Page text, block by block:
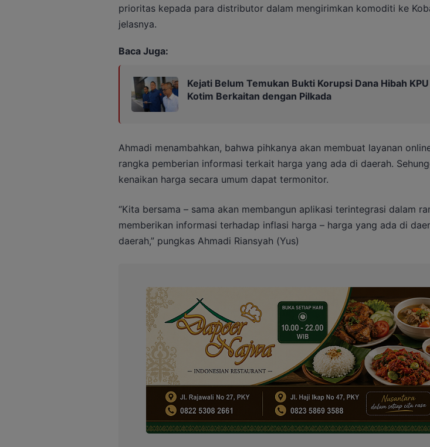
prioritas kepada para distributor dalam mengirimkan komoditi ke
jelasnya.
Baca Juga:
Kejati Belum Temukan Bukti Korupsi Dana Hibah KPU
Kotim Berkaitan dengan Pilkada
Ahmadi menambahkan, bahwa pihkanya akan membuat layanan
rangka pemberian informasi terkait harga yang ada di daerah.
kenaikan harga secara umum dapat termonitor.
“Kita bersama – sama akan membangun aplikasi terintegrasi dalam
memberikan informasi terhadap inflasi harga – harga yang ada di
daerah,” pungkas Ahmadi Riansyah (Yus)